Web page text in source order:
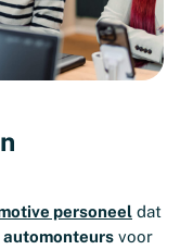
personeel dat
automonteurs voor